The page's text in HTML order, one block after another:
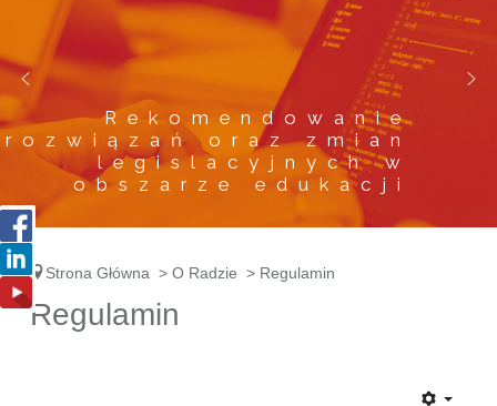
Rekomendowanie
rozwiązań oraz zmian
legislacyjnych w
obszarze edukacji
Strona Główna > O Radzie > Regulamin
Regulamin